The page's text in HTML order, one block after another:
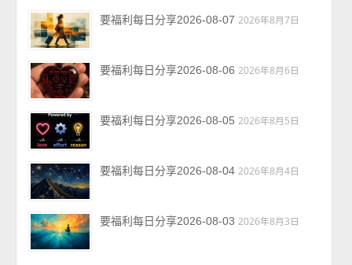
要福利每日分享2026-08-07 2026年8月7日
要福利每日分享2026-08-06 2026年8月6日
要福利每日分享2026-08-05 2026年8月5日
要福利每日分享2026-08-04 2026年8月4日
要福利每日分享2026-08-03 2026年8月3日